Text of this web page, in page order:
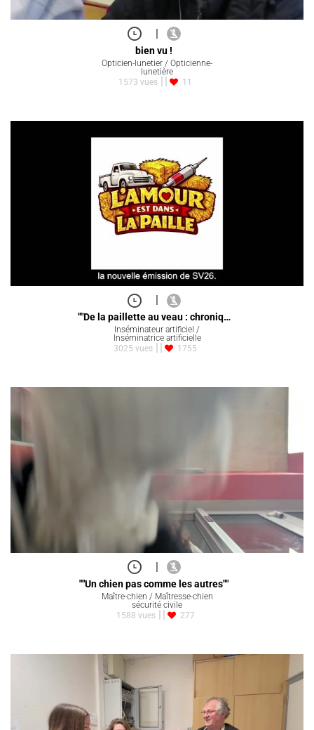
|
bien vu !
Opticien-lunetier / Opticienne-
lunetière
1573 vues
11
|
""De la paillette au veau : chroniq…
Inséminateur artificiel /
Inséminatrice artificielle
3025 vues
1755
|
""Un chien pas comme les autres""
Maître-chien / Maîtresse-chien
sécurité civile
1588 vues
277